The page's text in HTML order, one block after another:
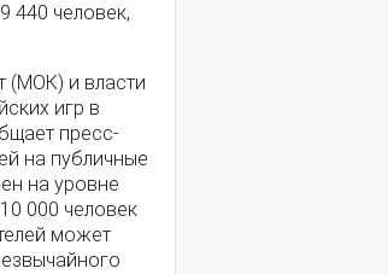
440 человек,
(МОК) и власти
игр в
пресс-
на публичные
на уровне
000 человек
может